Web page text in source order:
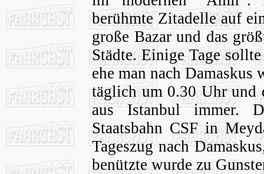
berühmte Zitadelle auf
große Bazar und das
Städte. Einige Tage
ehe man nach
täglich um 0.30 Uhr und
aus Istanbul immer.
Staatsbahn CSF in
Tageszug nach
benützte wurde zu